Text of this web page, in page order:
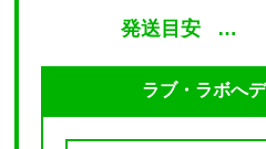
発送目安 …
ラブ・ラボへ